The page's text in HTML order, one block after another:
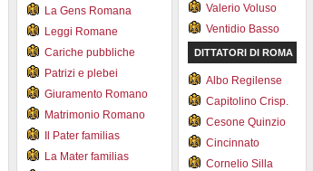
La Gens Romana
Leggi Romane
Cariche pubbliche
Patrizi e plebei
Giuramento Romano
Matrimonio Romano
Il Pater familias
La Mater familias
Valerio Voluso
Ventidio Basso
DITTATORI DI ROMA
Albo Regilense
Capitolino Crisp.
Cesone Quinzio
Cincinnato
Cornelio Silla